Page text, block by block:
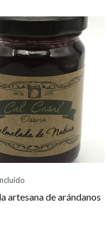
artesana de arándanos